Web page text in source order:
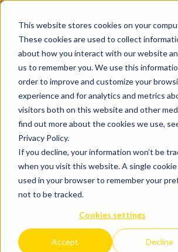
This website stores cookies on your
These cookies are used to collect
about how you interact with our website
us to remember you. We use this
order to improve and customize your
experience and for analytics and metrics
visitors both on this website and other
find out more about the cookies we use,
Privacy Policy.
If you decline, your information won’t be
when you visit this website. A single
used in your browser to remember your
not to be tracked.
Cookies settings
Accept Decline